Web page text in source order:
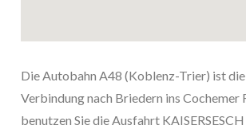
Die Autobahn A48 (Koblenz-Trier) ist
Verbindung nach Briedern ins Cochemer
benutzen Sie die Ausfahrt